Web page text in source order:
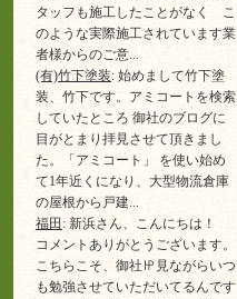
タッフも施工したことがなく こ
のような実際施工されています業
者様からのご意...
(有)竹下塗装: 始めまして竹下塗
装、竹下です。アミコートを検索
していたところ 御社のブログに
目がとまり拝見させて頂きまし
た。「アミコート」 を使い始め
て1年近くになり、大型物流倉庫
の屋根から戸建...
福田 : 新浜さん、こんにちは！
コメントありがとうございます。
こちらこそ、御社㏋見ながらいつ
も勉強させていただいてるんです